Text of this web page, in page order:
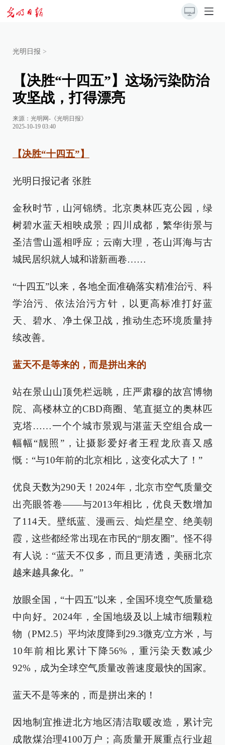
光明日报 >
【决胜“十四五”】这场污染防治
攻坚战，打得漂亮
来源： 光明网-《光明日报》
2025-10-19 03:40
【决胜“十四五”】
光明日报记者 张胜
金秋时节，山河锦绣。北京奥林匹克公园，绿
树碧水蓝天相映成景；四川成都，繁华街景与
圣洁雪山遥相呼应；云南大理，苍山洱海与古
城民居织就人城和谐新画卷……
“十四五”以来，各地全面准确落实精准治污、科
学治污、依法治污方针，以更高标准打好蓝
天、碧水、净土保卫战，推动生态环境质量持
续改善。
蓝天不是等来的，而是拼出来的
站在景山山顶凭栏远眺，庄严肃穆的故宫博物
院、高楼林立的CBD商圈、笔直挺立的奥林匹
克塔……一个个城市景观与湛蓝天空组合成一
幅幅“靓照”，让摄影爱好者王程龙欣喜又感
慨：“与10年前的北京相比，这变化忒大了！”
优良天数为290天！2024年，北京市空气质量交
出亮眼答卷——与2013年相比，优良天数增加
了114天。壁纸蓝、漫画云、灿烂星空、绝美朝
霞，这些都经常出现在市民的“朋友圈”。怪不得
有人说：“蓝天不仅多，而且更清透，美丽北京
越来越具象化。”
放眼全国，“十四五”以来，全国环境空气质量稳
中向好。2024年，全国地级及以上城市细颗粒
物（PM2.5）平均浓度降到29.3微克/立方米，与
10年前相比累计下降56%，重污染天数减少
92%，成为全球空气质量改善速度最快的国家。
蓝天不是等来的，而是拼出来的！
因地制宜推进北方地区清洁取暖改造，累计完
成散煤治理4100万户；高质量开展重点行业超